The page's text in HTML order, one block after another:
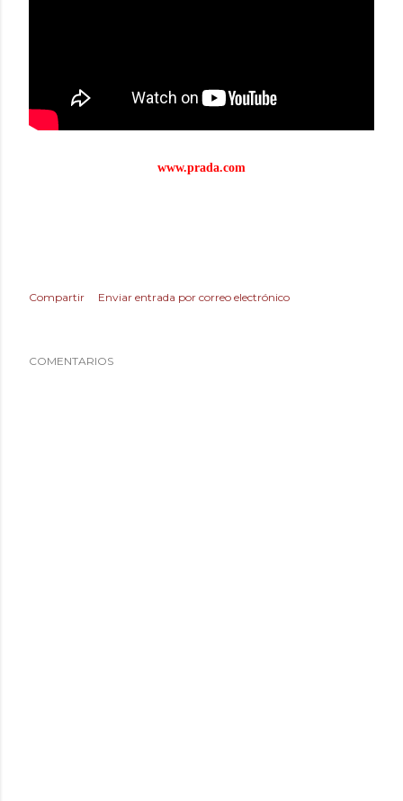
www.prada.com
Compartir Enviar entrada por correo electrónico
COMENTARIOS